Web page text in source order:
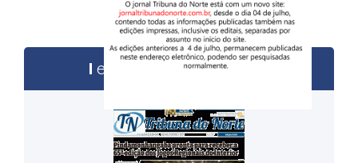
edições anteriores